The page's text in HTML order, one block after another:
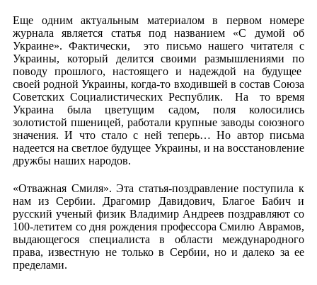
Еще одним актуальным материалом в первом номере
журнала является статья под названием «С думой об
Украине». Фактически, это письмо нашего читателя с
Украины, который делится своими размышлениями по
поводу прошлого, настоящего и надеждой на будущее
своей родной Украины, когда-то входившей в состав Союза
Советских Социалистических Республик. На то время
Украина была цветущим садом, поля колосились
золотистой пшеницей, работали крупные заводы союзного
значения. И что стало с ней теперь… Но автор письма
надеется на светлое будущее Украины, и на восстановление
дружбы наших народов.
«Отважная Смиля». Эта статья-поздравление поступила к
нам из Сербии. Драгомир Давидович, Благое Бабич и
русский ученый физик Владимир Андреев поздравляют со
100-летитем со дня рождения профессора Смилю Аврамов,
выдающегося специалиста в области международного
права, известную не только в Сербии, но и далеко за ее
пределами.